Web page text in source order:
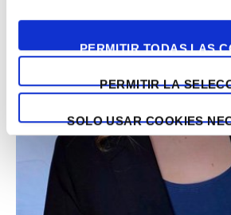
PERMITIR TODAS LAS
PERMITIR LA
SOLO USAR COOKIES